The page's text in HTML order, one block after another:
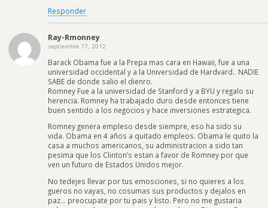
Responder
Ray-Rmonney
septiembre 17, 2012
Barack Obama fue a la Prepa mas cara en Hawaii, fue a una
universidad occidental y a la Universidad de Hardvard.. NADIE
SABE de donde salio el dienro.
Romney Fue a la universidad de Stanford y a BYU y regalo su
herencia. Romney ha trabajado duro desde entonces tiene
buen sentido a los negocios y hace inversiones estrategica.
Romney genera empleso desde siempre, eso ha sido su
vida. Obama en 4 años a quitado empleos. Obama le quito la
casa a muchos americanos, su administracion a sido tan
pesima que los Clinton’s estan a favor de Romney por que
ven un futuro de Estados Unidos mejor.
No tedejes llevar por tus emosciones, si no quieres a los
gueros no vayas, no cosumas sus productos y dejalos en
paz… preocupate por tu pais y listo. Pero no me gustaria